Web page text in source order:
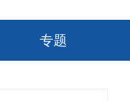
专题